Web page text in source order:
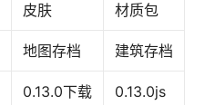
皮肤 材质包
地图存档 建筑存档
0.13.0下载 0.13.0js